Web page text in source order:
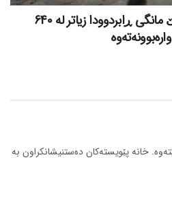
نەتەوە یەکگرتووەکان: لە سێ مانگی ڕابردوودا زیاتر لە 640
خانە پێویستەکان دەستنیشانکراون بە